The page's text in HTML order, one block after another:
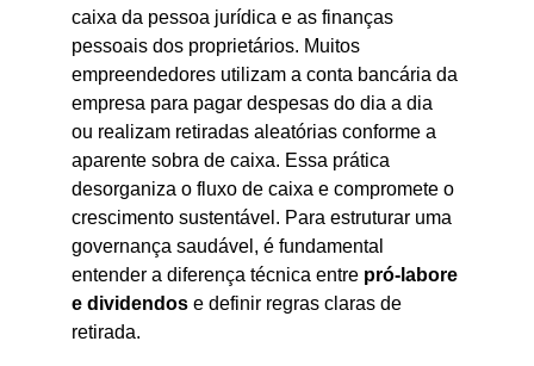
caixa da pessoa jurídica e as finanças
pessoais dos proprietários. Muitos
empreendedores utilizam a conta bancária da
empresa para pagar despesas do dia a dia
ou realizam retiradas aleatórias conforme a
aparente sobra de caixa. Essa prática
desorganiza o fluxo de caixa e compromete o
crescimento sustentável. Para estruturar uma
governança saudável, é fundamental
entender a diferença técnica entre pró-labore
e dividendos e definir regras claras de
retirada.